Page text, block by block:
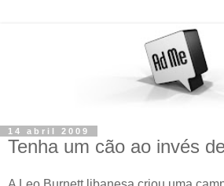
14 abril 2009
Tenha um cão ao invés